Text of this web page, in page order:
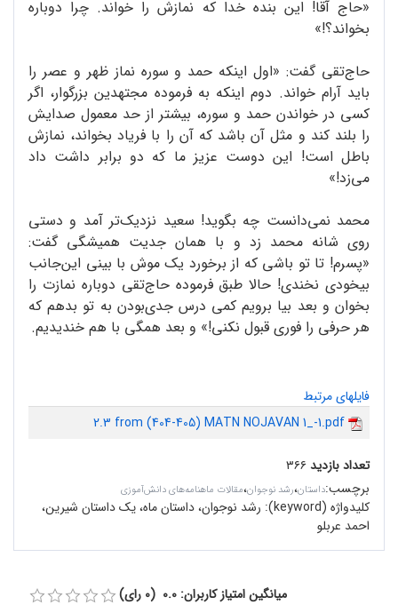
«حاج آقا! این بنده خدا که نمازش را خواند. چرا دوباره
بخواند؟!»
حاج‌تقی گفت: «اول اینکه حمد و سوره نماز ظهر و عصر را
باید آرام خواند. دوم اینکه به فرموده مجتهدین بزرگوار، اگر
کسی در خواندن حمد و سوره، بیشتر از حد معمول صدایش
را بلند کند و مثل آن باشد که آن را با فریاد بخواند، نمازش
باطل است! این دوست عزیز ما که دو برابر داشت داد
می‌زد!»
محمد نمی‌دانست چه بگوید! سعید نزدیک‌تر آمد و دستی
روی شانه محمد زد و با همان جدیت همیشگی گفت:
«پسرم! تا تو باشی که از برخورد یک موش با بینی این‌جانب
بیخودی نخندی! حالا طبق فرموده حاج‌تقی دوباره نمازت را
بخوان و بعد بیا برویم کمی درس جدی‌بودن به تو بدهم که
هر حرفی را فوری قبول نکنی!» و بعد همگی با هم خندیدیم.
فایلهای مرتبط
2.3 from (404-405) MATN NOJAVAN 1_-1.pdf
تعداد بازدید۳۶۶
برچسب:داستان،رشد نوجوان،مقالات ماهنامه‌های دانش‌آموزی
کلیدواژه (keyword):
رشد نوجوان، داستان ماه، یک داستان شیرین،
احمد عربلو
میانگین امتیاز کاربران: 0.0 (0 رای)